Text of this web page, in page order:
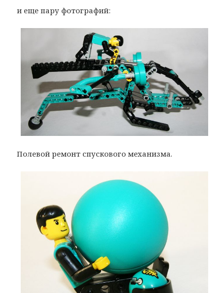
и еще пару фотографий:
Полевой ремонт спускового механизма.